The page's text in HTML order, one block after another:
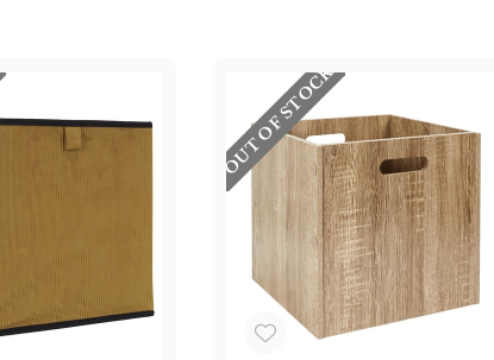
OUT OF STOCK